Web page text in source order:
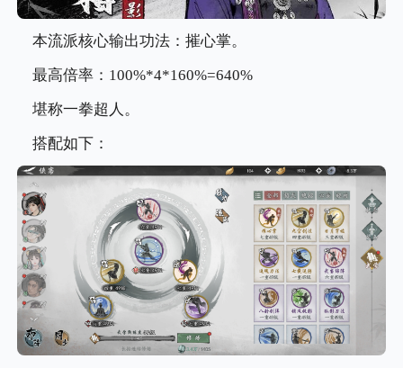
本流派核心输出功法：摧心掌。
最高倍率：100%*4*160%=640%
堪称一拳超人。
搭配如下：